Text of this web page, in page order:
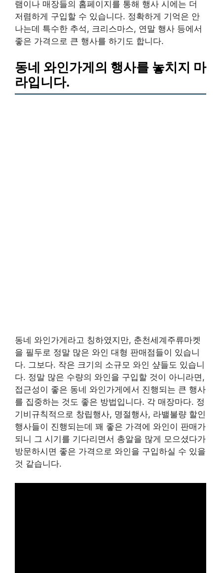
램이나 매장들의 홈페이지를 통해 행사 시에는 더
저렴하게 구입할 수 있습니다. 정확하게 기억은 안
나는데 특수한 추석, 크리스마스, 연말 행사 등에서
좋은 가격으로 큰 행사를 하기도 합니다.
동네 와인가게의 행사를 놓치지 마
라입니다.
동네 와인가게라고 칭하였지만, 춘천세계주류마켓
을 필두로 정말 많은 와인 대형 판매점들이 있습니
다. 그보다. 작은 크기의 소규모 와인 샾들도 있습니
다. 정말 많은 수량의 와인을 구입할 것이 아니라면,
접근성이 좋은 동네 와인가게에서 진행되는 큰 행사
를 집중하는 것도 좋은 방법입니다. 각 매장마다. 정
기비규칙적으로 창립행사, 명절행사, 라밸불량 할인
행사들이 진행되는데 꽤 좋은 가격에 와인이 판매가
되니 그 시기를 기다리면서 총알을 많게 모으셨다가
방문하시면 좋은 가격으로 와인을 구입하실 수 있을
것 같습니다.